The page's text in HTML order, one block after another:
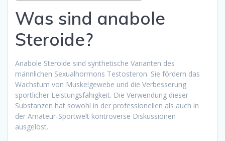
Was sind anabole
Steroide?
Anabole Steroide sind synthetische Varianten des
männlichen Sexualhormons Testosteron. Sie fördern das
Wachstum von Muskelgewebe und die Verbesserung
sportlicher Leistungsfähigkeit. Die Verwendung dieser
Substanzen hat sowohl in der professionellen als auch in
der Amateur-Sportwelt kontroverse Diskussionen
ausgelöst.